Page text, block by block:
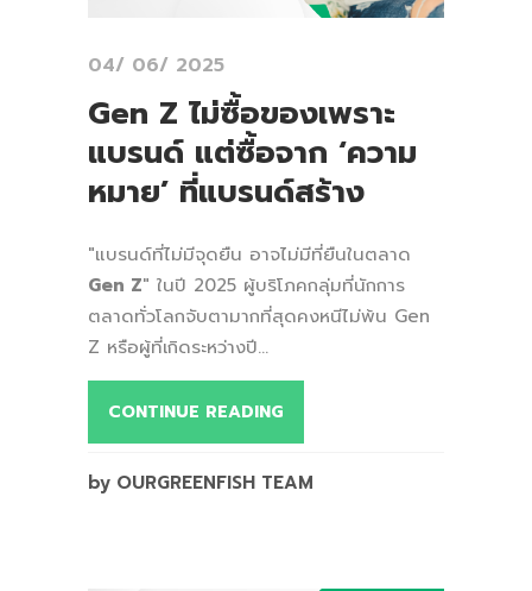
04/ 06/ 2025
Gen Z ไม่ซื้อของเพราะ
แบรนด์ แต่ซื้อจาก ‘ความ
หมาย’ ที่แบรนด์สร้าง
"แบรนด์ที่ไม่มีจุดยืน อาจไม่มีที่ยืนในตลาด
Gen Z" ในปี 2025 ผู้บริโภคกลุ่มที่นักการ
ตลาดทั่วโลกจับตามากที่สุดคงหนีไม่พ้น Gen
Z หรือผู้ที่เกิดระหว่างปี...
CONTINUE READING
by OURGREENFISH TEAM